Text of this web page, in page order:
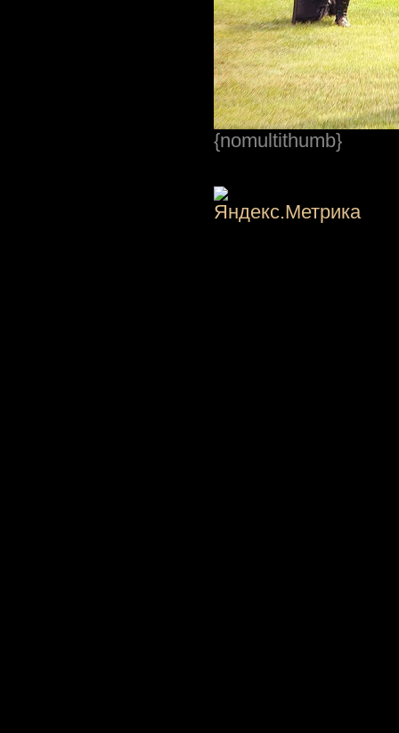
{nomultithumb}